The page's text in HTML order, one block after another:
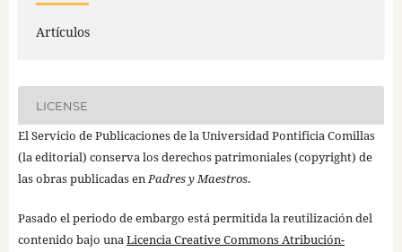
Artículos
LICENSE
El Servicio de Publicaciones de la Universidad Pontificia Comillas
(la editorial) conserva los derechos patrimoniales (copyright) de
las obras publicadas enPadres y Maestros.
Pasado el periodo de embargo está permitida la reutilización del
contenido bajo unaLicencia Creative Commons Atribución-